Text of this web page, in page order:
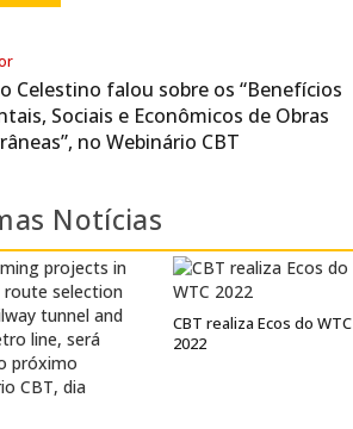
Celestino falou sobre os “Benefícios
Sociais e Econômicos de Obras
no Webinário CBT
Notícias
CBT realiza Ecos do WTC
2022